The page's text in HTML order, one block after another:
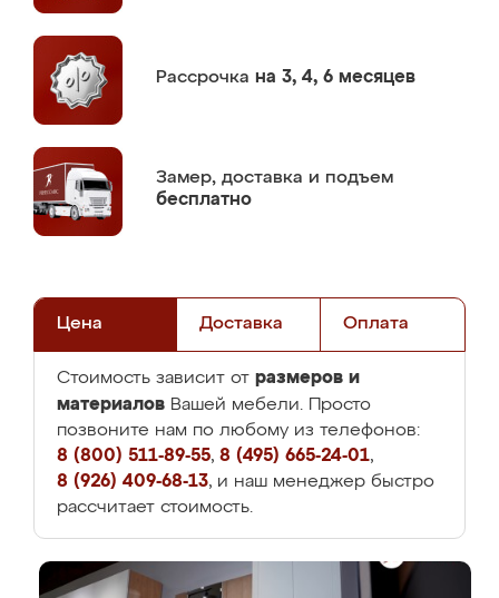
Рассрочка на 3, 4, 6 месяцев
Замер, доставка и подъем
бесплатно
Цена Доставка Оплата
Стоимость зависит от размеров и
материалов Вашей мебели. Просто
позвоните нам по любому из телефонов:
8 (800) 511-89-55, 8 (495) 665-24-01,
8 (926) 409-68-13, и наш менеджер быстро
рассчитает стоимость.